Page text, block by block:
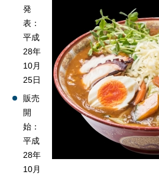
発
表：
平成
28年
10月
25日
販売
開
始：
平成
28年
10月